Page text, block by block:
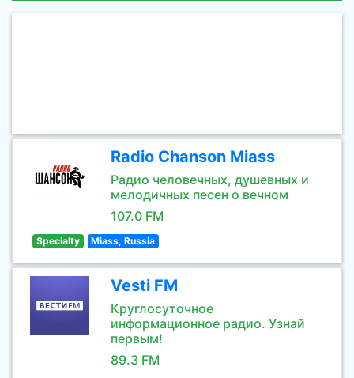
Radio Chanson Miass
Радио человечных, душевных и
мелодичных песен о вечном
107.0 FM
Specialty Miass, Russia
Vesti FM
Круглосуточное
информационное радио. Узнай
первым!
89.3 FM